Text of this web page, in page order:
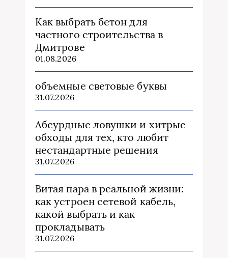
Как выбрать бетон для
частного строительства в
Дмитрове
01.08.2026
объемные световые буквы
31.07.2026
Абсурдные ловушки и хитрые
обходы для тех, кто любит
нестандартные решения
31.07.2026
Витая пара в реальной жизни:
как устроен сетевой кабель,
какой выбрать и как
прокладывать
31.07.2026